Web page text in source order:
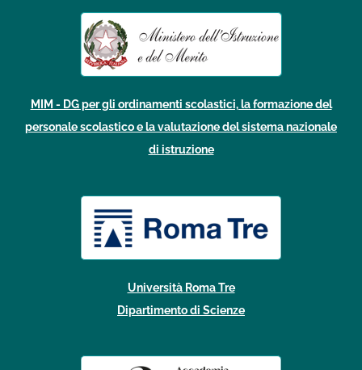
MIM - DG per gli ordinamenti scolastici, la formazione del
personale scolastico e la valutazione del sistema nazionale
di istruzione
Università Roma Tre
Dipartimento di Scienze